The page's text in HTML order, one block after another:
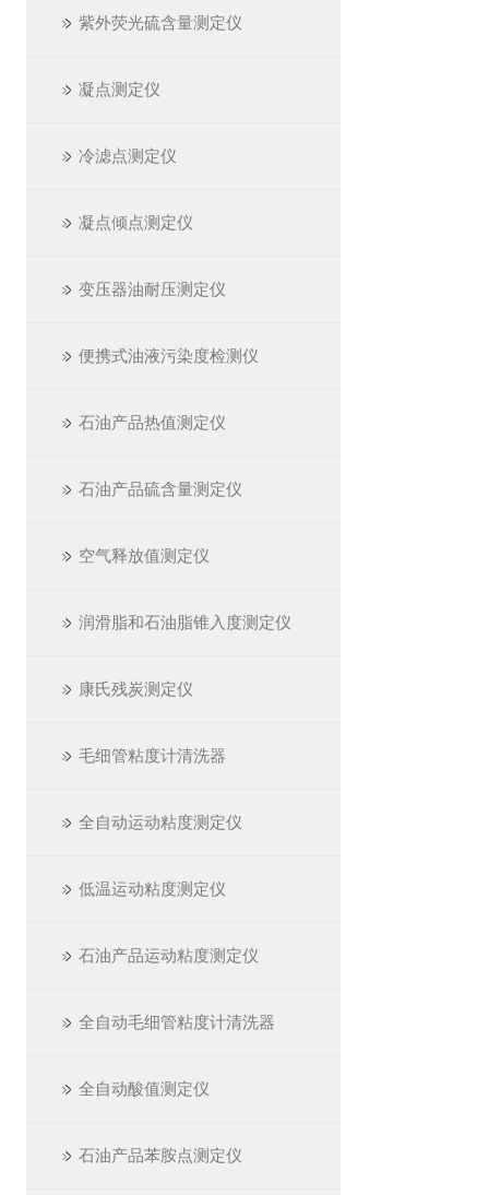
紫外荧光硫含量测定仪
凝点测定仪
冷滤点测定仪
凝点倾点测定仪
变压器油耐压测定仪
便携式油液污染度检测仪
石油产品热值测定仪
石油产品硫含量测定仪
空气释放值测定仪
润滑脂和石油脂锥入度测定仪
康氏残炭测定仪
毛细管粘度计清洗器
全自动运动粘度测定仪
低温运动粘度测定仪
石油产品运动粘度测定仪
全自动毛细管粘度计清洗器
全自动酸值测定仪
石油产品苯胺点测定仪